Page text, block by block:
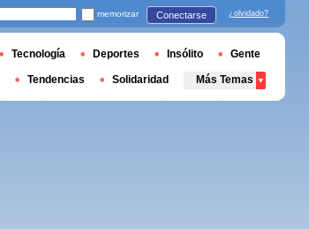
memorizar Conectarse ¿olvidado?
Tecnología Deportes Insólito Gente
Tendencias Solidaridad Más Temas